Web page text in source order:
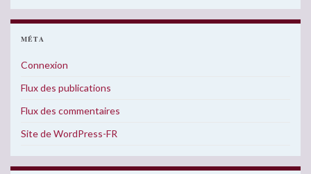
MÉTA
Connexion
Flux des publications
Flux des commentaires
Site de WordPress-FR